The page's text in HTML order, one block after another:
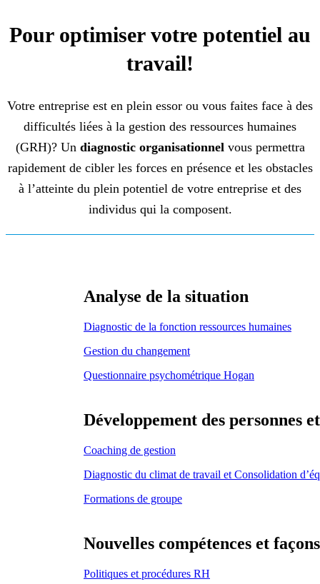
Pour optimiser votre potentiel au
travail!
Votre entreprise est en plein essor ou vous faites face à des
difficultés liées à la gestion des ressources humaines
(GRH)? Un diagnostic organisationnel vous permettra
rapidement de cibler les forces en présence et les obstacles
à l’atteinte du plein potentiel de votre entreprise et des
individus qui la composent.
Analyse de la situation
Diagnostic de la fonction ressources humaines
Gestion du changement
Questionnaire psychométrique Hogan
Développement des personnes
Coaching de gestion
Diagnostic du climat de travail et Consolidation
Formations de groupe
Nouvelles compétences et
Politiques et procédures RH